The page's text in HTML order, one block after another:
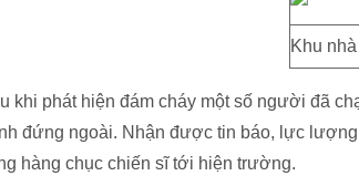
Khu
khi phát hiện đám cháy một số người đã
đứng ngoài. Nhận được tin báo, lực
hàng chục chiến sĩ tới hiện trường.